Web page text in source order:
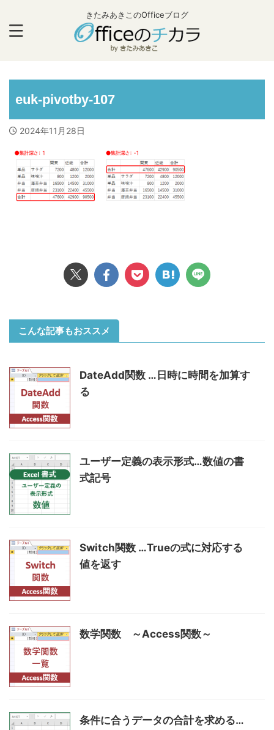
きたみあきこのOfficeブログ
euk-pivotby-107
2024年11月28日
こんな記事もおススメ
DateAdd関数 …日時に時間を加算す
る
ユーザー定義の表示形式…数値の書
式記号
Switch関数 …Trueの式に対応する
値を返す
数学関数 ～Access関数～
条件に合うデータの合計を求める…